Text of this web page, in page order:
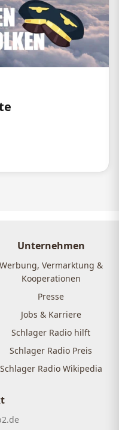
Unternehmen
Werbung, Vermarktung &
Kooperationen
Presse
Jobs & Karriere
Schlager Radio hilft
Schlager Radio Preis
Schlager Radio Wikipedia